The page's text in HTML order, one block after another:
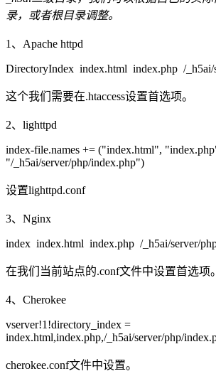
录，或者根目录调整。
1、Apache httpd
DirectoryIndex index.html index.php /_h5ai/
这个我们需要在.htaccess设置首选项。
2、lighttpd
index-file.names += ("index.html",
"/_h5ai/server/php/index.php")
设置lighttpd.conf
3、Nginx
index index.html index.php /_h5ai/server/
在我们当前站点的.conf文件中设置首选项。
4、Cherokee
vserver!1!directory_index =
index.html,index.php,/_h5ai/server/php/
cherokee.conf文件中设置。